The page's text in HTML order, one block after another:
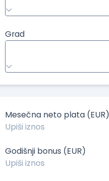
Grad
Mesečna neto plata (EUR)
Godišnji bonus (EUR)